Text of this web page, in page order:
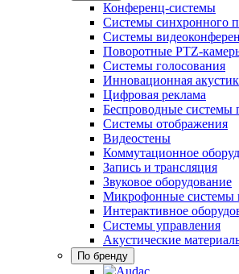
Конференц-системы
Системы синхронного
Системы
Поворотные PTZ-
Системы голосования
Инновационная
Цифровая реклама
Беспроводные системы
Системы отображения
Видеостены
Коммутационное
Запись и трансляция
Звуковое оборудование
Микрофонные системы
Интерактивное
Системы управления
Акустические
По бренду